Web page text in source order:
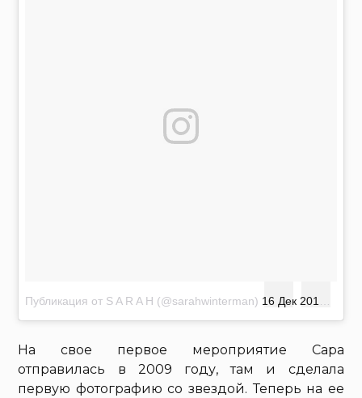
Публикация от S A R A H (@sarahwinterman) 16 Дек 2017 в 2:42 PST
На свое первое мероприятие Сара
отправилась в 2009 году, там и сделала
первую фотографию со звездой. Теперь на ее